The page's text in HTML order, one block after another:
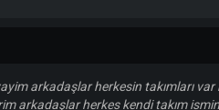
arkadaşlar herkesin takımları var
arkadaşlar herkes kendi takım